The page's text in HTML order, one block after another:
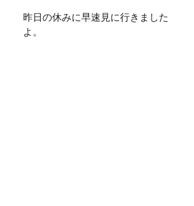
昨日の休みに早速見に行きました
よ。